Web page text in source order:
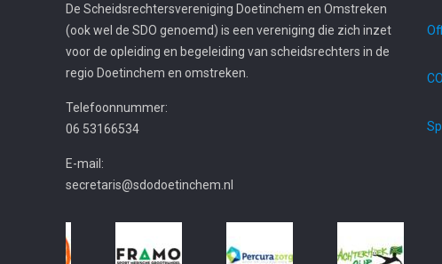
De Scheidsrechtersvereniging Doetinchem en Omstreken
(ook wel de SDO genoemd) is een vereniging die zich inzet
voor de opleiding en begeleiding van scheidsrechters in de
regio Doetinchem en omstreken.
Telefoonnummer:
06 53166534
E-mail:
secretaris@sdodoetinchem.nl